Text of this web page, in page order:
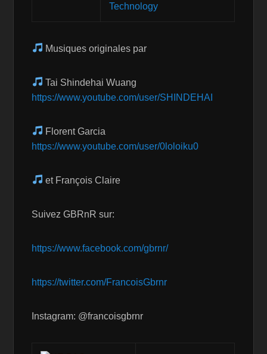
Technology
Musiques originales par
Tai Shindehai Wuang
https://www.youtube.com/user/SHINDEHAI
Florent Garcia
https://www.youtube.com/user/0loloiku0
et François Claire
Suivez GBRnR sur:
https://www.facebook.com/gbrnr/
https://twitter.com/FrancoisGbrnr
Instagram: @francoisgbrnr